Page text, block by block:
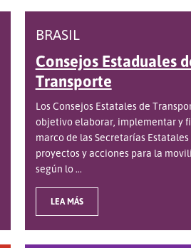
BRASIL
Consejos Estaduales
Transporte
Los Consejos Estatales de
objetivo elaborar, implementar y
marco de las Secretarías Estatales
proyectos y acciones para la
según lo ...
LEA MÁS